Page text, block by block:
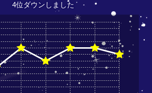
4位ダウンしました